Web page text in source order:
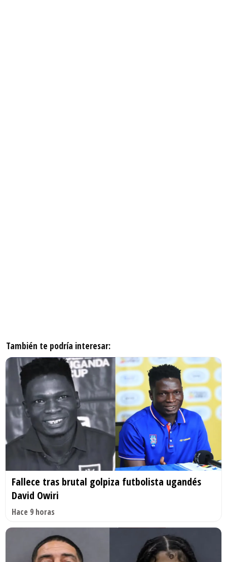
También te podría interesar:
Fallece tras brutal golpiza futbolista ugandés
David Owiri
Hace 9 horas